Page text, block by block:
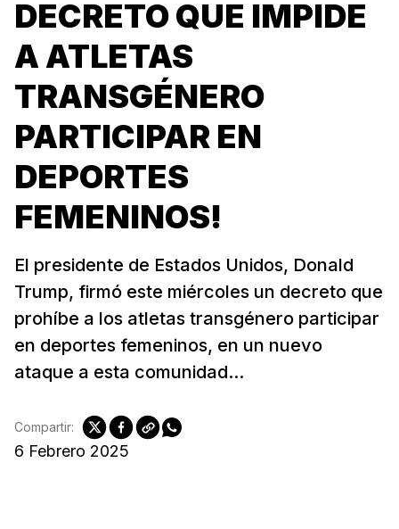
DECRETO QUE IMPIDE
A ATLETAS
TRANSGÉNERO
PARTICIPAR EN
DEPORTES
FEMENINOS!
El presidente de Estados Unidos, Donald
Trump, firmó este miércoles un decreto que
prohíbe a los atletas transgénero participar
en deportes femeninos, en un nuevo
ataque a esta comunidad...
6 Febrero 2025
Compartir: